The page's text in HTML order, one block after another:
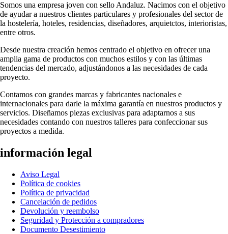
Somos una empresa joven con sello Andaluz. Nacimos con el objetivo
de ayudar a nuestros clientes particulares y profesionales del sector de
la hostelería, hoteles, residencias, diseñadores, arquietctos, interioristas,
entre otros.
Desde nuestra creación hemos centrado el objetivo en ofrecer una
amplia gama de productos con muchos estilos y con las últimas
tendencias del mercado, adjustándonos a las necesidades de cada
proyecto.
Contamos con grandes marcas y fabricantes nacionales e
internacionales para darle la máxima garantía en nuestros productos y
servicios. Diseñamos piezas exclusivas para adaptarnos a sus
necesidades contando con nuestros talleres para confeccionar sus
proyectos a medida.
información legal
Aviso Legal
Política de cookies
Política de privacidad
Cancelación de pedidos
Devolución y reembolso
Seguridad y Protección a compradores
Documento Desestimiento